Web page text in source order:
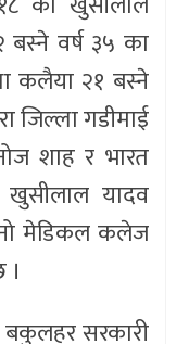
बस्ने वर्ष ३५ का
कलैया २१ बस्ने
जिल्ला गडीमाई
शाह र भारत
खुसीलाल यादव
मेडिकल कलेज
बकुलहर सरकारी